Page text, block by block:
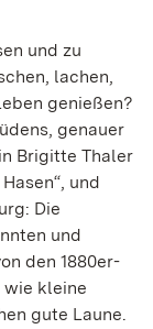
und zu
lachen,
genießen?
genauer
Brigitte Thaler
und
Die
und
den 1880er-
wie kleine
gute Laune.